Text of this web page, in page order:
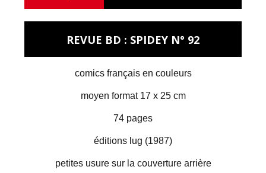
REVUE BD : SPIDEY N° 92
comics français en couleurs
moyen format 17 x 25 cm
74 pages
éditions lug (1987)
petites usure sur la couverture arrière